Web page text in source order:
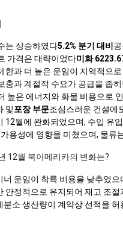
는 상승하였다5.2% 분기 대비
가격은 대략이었다미화
한과 더 높은 운임이 지역적으
충과 계절적 수요가 공급을 좁
높은 에너지와 화물 비용으로
및 포장 부문조심스러운 건설에
12월에 완화되었으며, 수입 유
용성에 영향을 미쳤으며, 물류
12월 북아메리카의 변화는?
운임이 착륙 비용을 낮추었
안정적으로 유지되어 재고 조
소 생산량이 계약상 선적을